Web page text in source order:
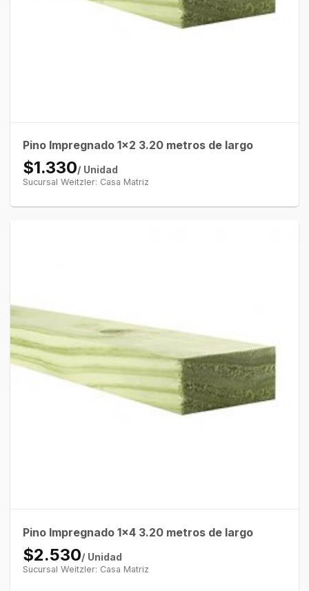
Pino Impregnado 1×2 3.20 metros de largo
$1.330/ Unidad
Sucursal Weitzler: Casa Matriz
Pino Impregnado 1×4 3.20 metros de largo
$2.530/ Unidad
Sucursal Weitzler: Casa Matriz